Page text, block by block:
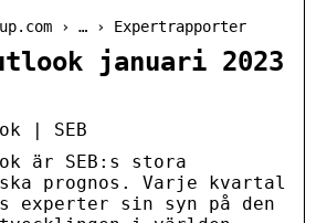
› … › Expertrapporter
januari 2023
| SEB
är SEB:s stora
prognos. Varje kvartal
experter sin syn på den